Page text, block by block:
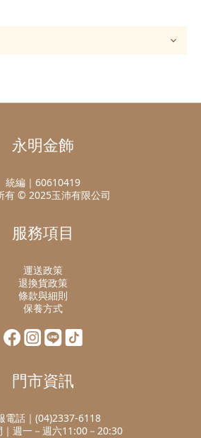
永明金飾
統編｜60610419
有 © 2025玉沛有限公司
服務項目
運送政策
退換貨政策
條款與細則
保養方式
門市資訊
電話｜(04)2337-6118
｜週一－週六11:00－20:30